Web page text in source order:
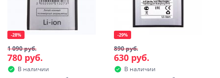
-28%
1 090 руб.
780 руб.
В наличии
-29%
890 руб.
630 руб.
В наличии